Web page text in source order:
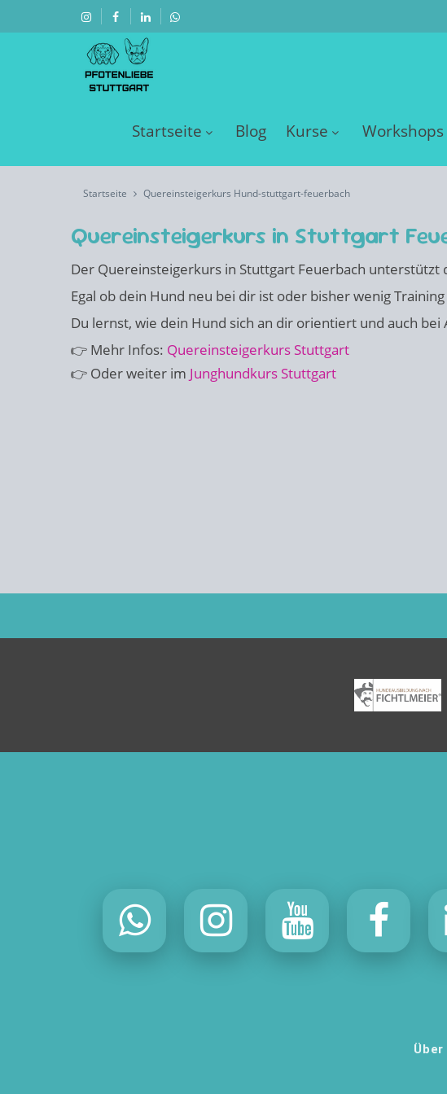
Startseite Blog Kurse Workshops
Startseite Quereinsteigerkurs Hund-stuttgart-feuerbach
Quereinsteigerkurs in Stuttgart
Der Quereinsteigerkurs in Stuttgart Feuerbach
Egal ob dein Hund neu bei dir ist oder bisher wenig
Du lernst, wie dein Hund sich an dir orientiert und auch
👉 Mehr Infos: Quereinsteigerkurs Stuttgart
👉 Oder weiter im Junghundkurs Stuttgart